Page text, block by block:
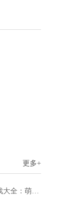
更多+
Furry兽人游戏大全：萌力爆棚与幻想交织的奇趣兽化世界